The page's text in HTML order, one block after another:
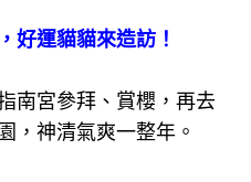
好運貓貓來造訪！
南宮參拜、賞櫻，再去
，神清氣爽一整年。